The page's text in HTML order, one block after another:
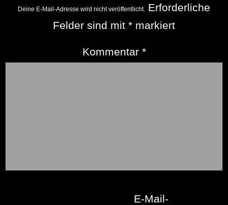
Deine E-Mail-Adresse wird nicht veröffentlicht.
Erforderliche
Felder sind mit * markiert
Kommentar *
E-Mail-